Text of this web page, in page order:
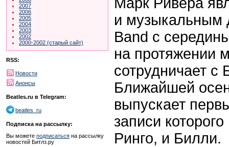
2007
2006
2005
2004
2003
2002
2000-2002 (старый сайт)
RSS:
Новости
Анонсы
Beatles.ru в Telegram:
beatles_ru
Подписка на рассылку:
Вы можете подписаться на рассылку
новостей Битлз.ру
и музыкальным
Band с
на протяжении
сотрудничает
Ближайшей
выпускает
записи
Ринго, и Билли.